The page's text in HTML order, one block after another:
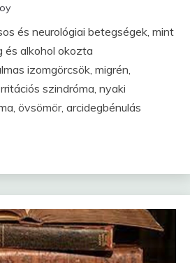
és neurológiai betegségek, mint
és alkohol okozta
izomgörcsök, migrén,
szindróma, nyaki
övsömör, arcidegbénulás